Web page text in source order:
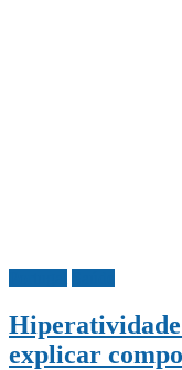
explicar